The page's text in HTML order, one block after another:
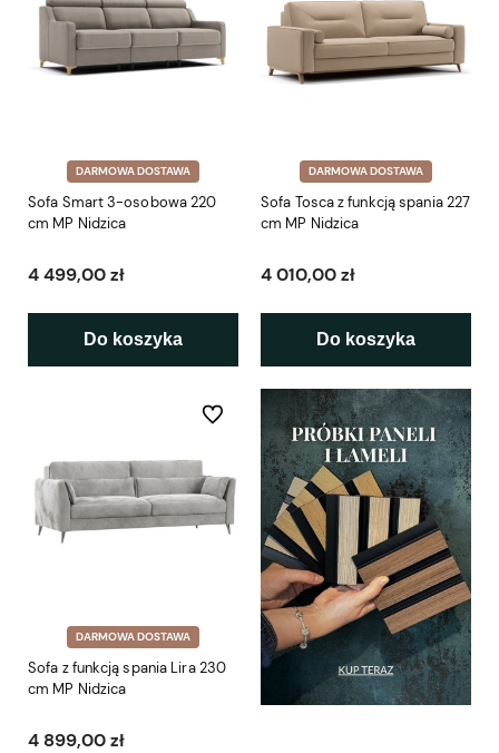
DARMOWA DOSTAWA
Sofa Smart 3-osobowa 220
cm MP Nidzica
4 499,00 zł
Do koszyka
DARMOWA DOSTAWA
Sofa Tosca z funkcją spania 227
cm MP Nidzica
4 010,00 zł
Do koszyka
DARMOWA DOSTAWA
Sofa z funkcją spania Lira 230
cm MP Nidzica
4 899,00 zł
Do ulubionych